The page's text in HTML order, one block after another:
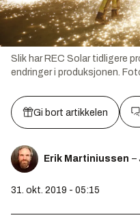
Slik har REC Solar tidligere
endringer i produksjonen.
Gi bort artikkelen
Erik Martiniussen –
31. okt. 2019 - 05:15